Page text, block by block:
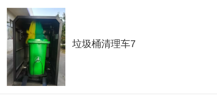
垃圾桶清理车7